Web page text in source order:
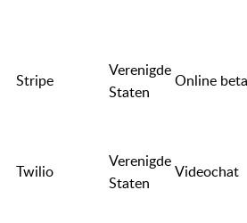
Stripe
Verenigde
Staten
Online
Twilio
Verenigde
Staten
Videochat